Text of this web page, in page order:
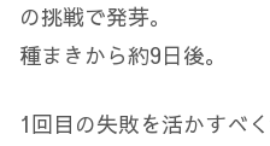
の挑戦で発芽。
種まきから約9日後。
1回目の失敗を活かすべ